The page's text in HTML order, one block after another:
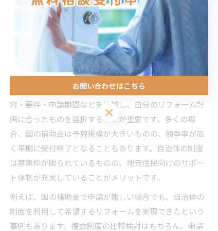
金があります。国の制度は対象地域が広く、一定の省エ
ネ基準を満たした工事に対して支給されるのが特徴で
す。一方、自治体の補助金は地域特有の課題やニーズに
合わせて設定されており、より手厚いサポートや追加条
件が設けられている場合もあります。
賢く使い分けるには、まず国と自治体の補助金制度の内
容・要件・申請期間などを比較し、自分のリフォーム計
画に合ったものを選択することが重要です。多くの場
合、国の補助金は予算規模が大きいものの、競争率が高
く早期に受付終了となることもあります。自治体の制度
は募集枠が限られているものの、地元住民向けのサポー
ト体制が充実していることがメリットです。
例えば、国の補助金で申請が難しい場合でも、自治体の
制度を利用して希望するリフォームを実現できたという
事例もあります。複数制度の比較検討はもちろん、申請
お問い合わせはこちら